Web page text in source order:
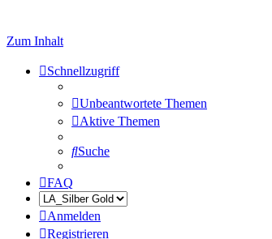
Zum Inhalt
Schnellzugriff
Unbeantwortete Themen
Aktive Themen
Suche
FAQ
Anmelden
Registrieren